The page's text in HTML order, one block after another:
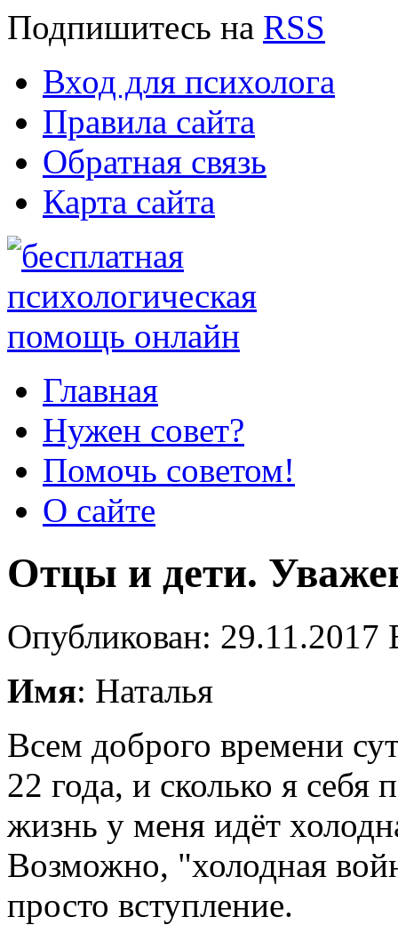
Подпишитесь на RSS
Вход для психолога
Правила сайта
Обратная связь
Карта сайта
Главная
Нужен совет?
Помочь советом!
О сайте
Отцы и дети.
Опубликован: 29.11.2017
Имя: Наталья
Всем доброго времени
22 года, и сколько я
жизнь у меня идёт
Возможно, "холодная
просто вступление.